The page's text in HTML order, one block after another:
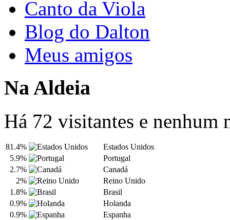
Canto da Viola
Blog do Dalton
Meus amigos
Na Aldeia
Há 72 visitantes e nenhum
81.4%
Estados Unidos
5.9%
Portugal
2.7%
Canadá
2%
Reino Unido
1.8%
Brasil
0.9%
Holanda
0.9%
Espanha